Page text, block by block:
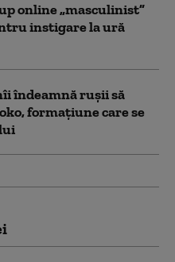
online „masculinist”
instigare la ură
îndeamnă ruşii să
formațiune care se